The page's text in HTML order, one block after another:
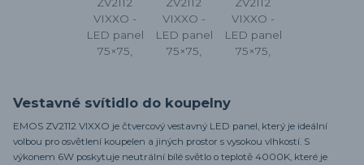
Vestavné svítidlo do koupelny
EMOS ZV2112 VIXXO je čtvercový vestavný LED panel, který je ideální
volbou pro osvětlení koupelen a jiných prostor s vysokou vlhkostí. S
výkonem 6W poskytuje neutrální bílé světlo o teplotě 4000K, které je